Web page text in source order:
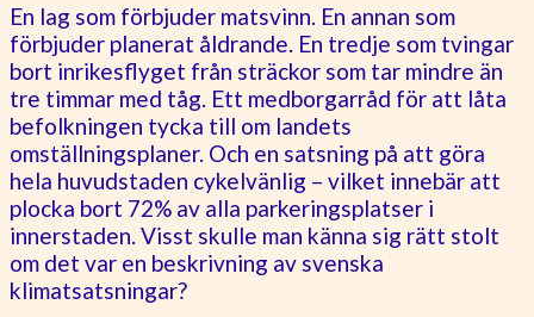
En lag som förbjuder matsvinn. En annan som
förbjuder planerat åldrande. En tredje som tvingar
bort inrikesflyget från sträckor som tar mindre än
tre timmar med tåg. Ett medborgarråd för att låta
befolkningen tycka till om landets
omställningsplaner. Och en satsning på att göra
hela huvudstaden cykelvänlig – vilket innebär att
plocka bort 72% av alla parkeringsplatser i
innerstaden. Visst skulle man känna sig rätt stolt
om det var en beskrivning av svenska
klimatsatsningar?